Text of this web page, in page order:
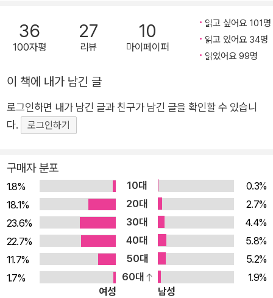
한 소통과 변형된 신체 등 일상인이 경험할 수 없는 세계와 존재
를 그려내며 끊임없는 소설적 실험을 감행해왔다. 낯선 세계 속에
지 않는 사랑을 통해 읽는 사람을 무장해제시키는 기술 또한 탁월
했다. 김초엽의 소설 궤적을 따라가며 우리는 오늘도 그가 이룰
문학적 개성과 성취를 알아가고 있다. 이번 책에는 인간성의 본질
에 관해 다각적으로 질문을 던지는 총 7편의 중단편소설이 담겼
지 않을까?”라는 도발적인 질문과 함께 욕망과 의지의 문제를 다
루는 〈수브다니의 여름휴가〉, 한 몸에 존재하는 두 인격체가 한
사람을 사랑하게 되면서 벌어지는 갈등을 보여주는 〈양면의 조개
껍데기〉는 사회의 ‘정상성’ 규범 밖에 존재했던 정체성을 있는 그
대로 이해하고 수용하게 되는 과정을 담는다. ‘탐색 연작’이라고
불릴 만한 〈고요와 소란〉 〈달고 미지근한 슬픔〉 〈비구름을 따라
서〉는 SF에서 익숙하게 볼 수 있는 고차원적 존재, 서버로 이주
36
100자평
27
리뷰
10
마이페이퍼
읽고 싶어요 101명
읽고 있어요 34명
읽었어요 99명
이 책에 내가 남긴 글
로그인하면 내가 남긴 글과 친구가 남긴 글을 확인할 수 있습니
다.
로그인하기
구매자 분포
1.8% 10대
0.3%
18.1%
20대
2.7%
23.6%
30대
4.4%
22.7%
40대
5.8%
11.7%
50대
5.2%
1.7%
60대
1.9%
여성
남성